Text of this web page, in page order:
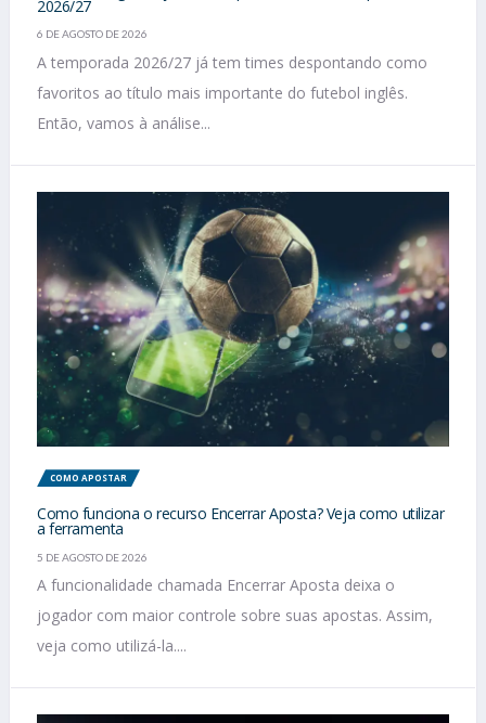
2026/27
6 DE AGOSTO DE 2026
A temporada 2026/27 já tem times despontando como
favoritos ao título mais importante do futebol inglês.
Então, vamos à análise...
COMO APOSTAR
Como funciona o recurso Encerrar Aposta? Veja como utilizar
a ferramenta
5 DE AGOSTO DE 2026
A funcionalidade chamada Encerrar Aposta deixa o
jogador com maior controle sobre suas apostas. Assim,
veja como utilizá-la....